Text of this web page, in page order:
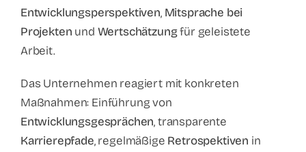
Entwicklungsperspektiven, Mitsprache bei
Projekten und Wertschätzungfür geleistete
Arbeit.
Das Unternehmen reagiert mit konkreten
Maßnahmen: Einführung von
Entwicklungsgesprächen, transparente
Karrierepfade, regelmäßige Retrospektiven in